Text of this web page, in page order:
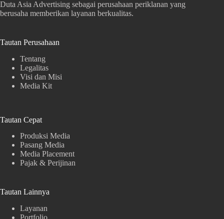
Duta Asia Advertising sebagai perusahaan periklanan yang
berusaha memberikan layanan berkualitas.
Tautan Perusahaan
Tentang
Legalitas
Visi dan Misi
Media Kit
Tautan Cepat
Produksi Media
Pasang Media
Media Placement
Pajak & Perijinan
Tautan Lainnya
Layanan